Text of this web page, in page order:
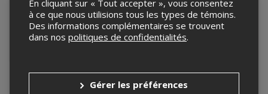
Vendredi Comédie
Samedi Comédie
Club 21h
En cliquant sur « Tout accepter », vous consentez
à ce que nous utilisions tous les types de témoins.
Des informations complémentaires se trouvent
dans nos politiques de confidentialités.
Gérer les préférences